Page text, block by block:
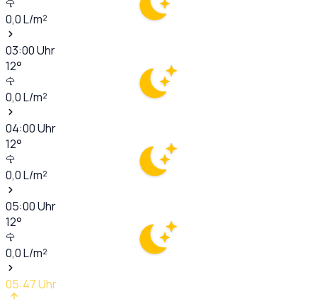
0,0L/m²
03:00Uhr
12°
0,0L/m²
04:00Uhr
12°
0,0L/m²
05:00Uhr
12°
0,0L/m²
05:47Uhr